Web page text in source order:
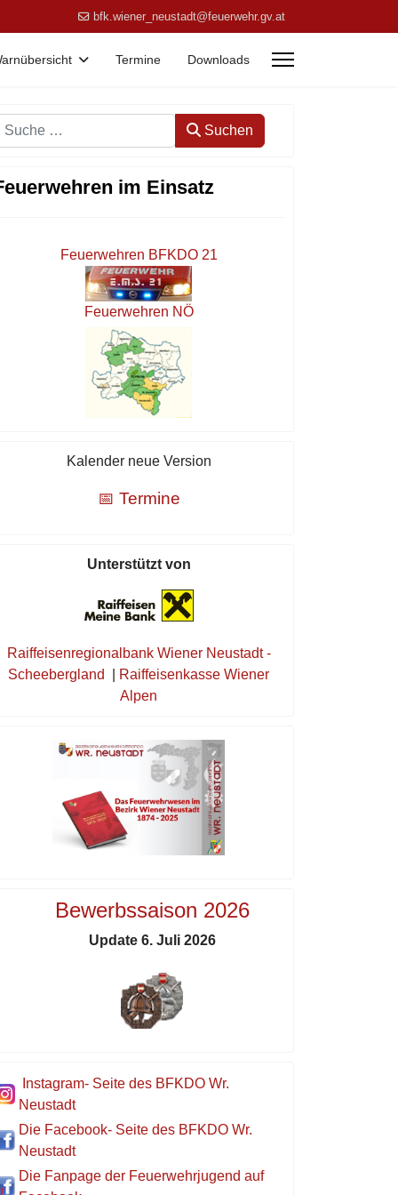
bfk.wiener_neustadt@feuerwehr.gv.at
Termine Downloads
Suchen Suchen
im Einsatz
Feuerwehren BFKDO 21
Feuerwehren NÖ
Kalender neue Version
📅 Termine
Unterstützt von
Raiffeisenregionalbank Wiener Neustadt -
Scheebergland
Raiffeisenkasse Wiener
Alpen
Bewerbssaison 2026
Update 6. Juli 2026
Instagram- Seite des BFKDO Wr.
Neustadt
Die Facebook- Seite des BFKDO Wr.
Neustadt
Die Fanpage der Feuerwehrjugend auf